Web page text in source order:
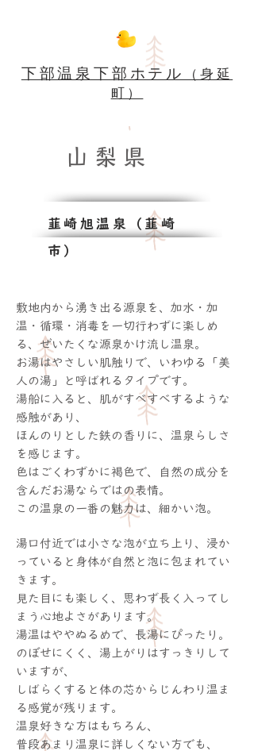
下部温泉下部ホテル
（身延
町）
山 梨 県
韮崎旭温泉（韮崎
市）
敷地内から湧き出る源泉を、加水・加
温・循環・消毒を一切行わずに楽しめ
る、ぜいたくな源泉かけ流し温泉。
お湯はやさしい肌触りで、いわゆる「美
人の湯」と呼ばれるタイプです。
湯船に入ると、肌がすべすべするような
感触があり、
ほんのりとした鉄の香りに、温泉らしさ
を感じます。
色はごくわずかに褐色で、自然の成分を
含んだお湯ならではの表情。
この温泉の一番の魅力は、細かい泡。
湯口付近では小さな泡が立ち上り、浸か
っていると身体が自然と泡に包まれてい
きます。
見た目にも楽しく、思わず長く入ってし
まう心地よさがあります。
湯温はややぬるめで、長湯にぴったり。
のぼせにくく、湯上がりはすっきりして
いますが、
しばらくすると体の芯からじんわり温ま
る感覚が残ります。
温泉好きな方はもちろん、
普段あまり温泉に詳しくない方でも、